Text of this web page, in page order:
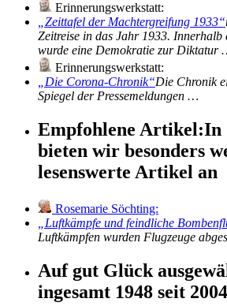
Erinnerungswerkstatt:
Zeittafel der Machtergreifung 1933
Zeitreise in das Jahr 1933. Innerhalb
wurde eine Demokratie zur Diktatur
Erinnerungswerkstatt:
Die Corona-Chronik Die Chronik
Spiegel der Pressemeldungen …
Empfohlene Artikel:In
bieten wir besonders
lesenswerte Artikel an
Rosemarie Söchting:
Luftkämpfe und feindliche
Luftkämpfen wurden Flugzeuge
Auf gut Glück
ingesamt 1948 seit 2004